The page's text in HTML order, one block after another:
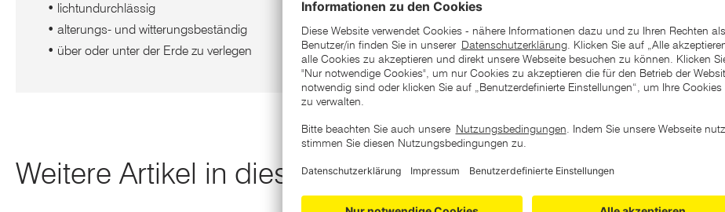
• lichtundurchlässig
• alterungs- und witterungsbeständig
• über oder unter der Erde zu verlegen
Weitere Artikel in dieser Kategorie